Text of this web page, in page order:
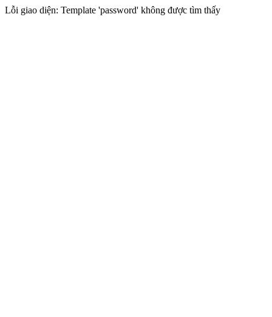
Lỗi giao diện: Template 'password' không được tìm thấy